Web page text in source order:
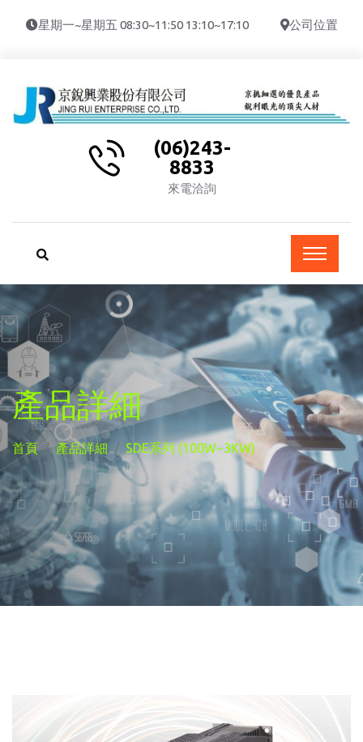
星期一~星期五 08:30~11:50 13:10~17:10 公司位置
(06)243-
8833
來電洽詢
產品詳細
首頁 產品詳細 SDE系列 (100W~3KW)